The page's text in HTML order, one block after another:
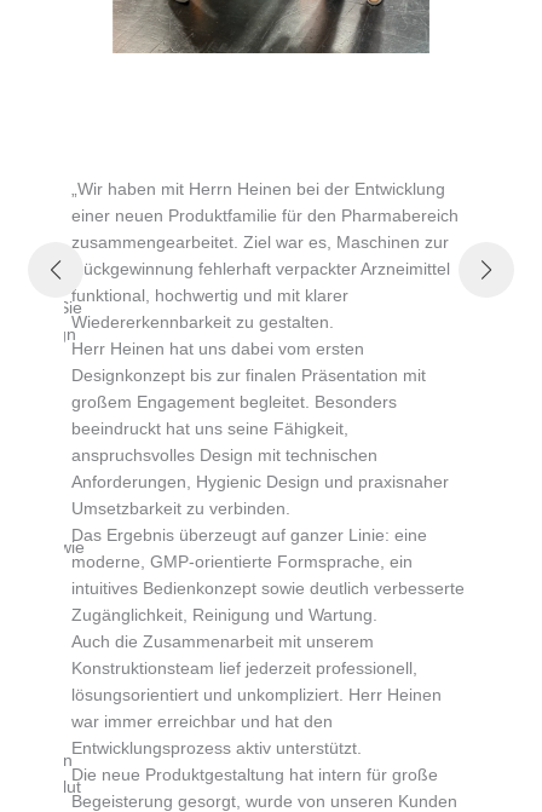
Candy
Sie
Design
sowie
Ihnen
absolut
„Wir haben mit Herrn Heinen bei der Entwicklung
einer neuen Produktfamilie für den Pharmabereich
zusammengearbeitet. Ziel war es, Maschinen zur
Rückgewinnung fehlerhaft verpackter Arzneimittel
funktional, hochwertig und mit klarer
Wiedererkennbarkeit zu gestalten.
Herr Heinen hat uns dabei vom ersten
Designkonzept bis zur finalen Präsentation mit
großem Engagement begleitet. Besonders
beeindruckt hat uns seine Fähigkeit,
anspruchsvolles Design mit technischen
Anforderungen, Hygienic Design und praxisnaher
Umsetzbarkeit zu verbinden.
Das Ergebnis überzeugt auf ganzer Linie: eine
moderne, GMP-orientierte Formsprache, ein
intuitives Bedienkonzept sowie deutlich verbesserte
Zugänglichkeit, Reinigung und Wartung.
Auch die Zusammenarbeit mit unserem
Konstruktionsteam lief jederzeit professionell,
lösungsorientiert und unkompliziert. Herr Heinen
war immer erreichbar und hat den
Entwicklungsprozess aktiv unterstützt.
Die neue Produktgestaltung hat intern für große
Begeisterung gesorgt, wurde von unseren Kunden